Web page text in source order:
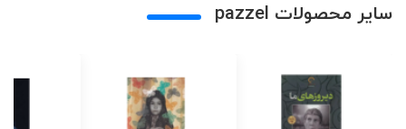
سایر محصولات pazzel